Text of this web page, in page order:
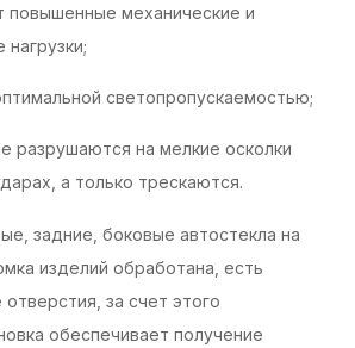
механические и
светопропускаемостью;
разрушаются на мелкие осколки
а только трескаются.
задние, боковые автостекла на
изделий обработана, есть
отверстия, за счет этого
обеспечивает получение